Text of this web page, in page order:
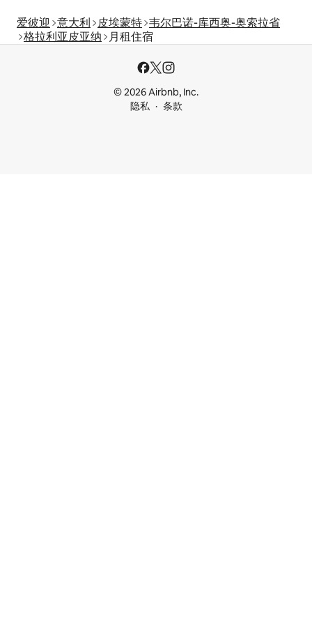
爱彼迎 意大利 皮埃蒙特 韦尔巴诺-库西奥-奥索拉省
格拉利亚皮亚纳
月租住宿
© 2026 Airbnb, Inc.
隐私
条款